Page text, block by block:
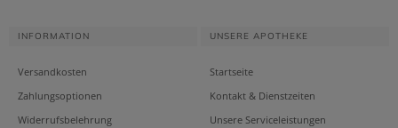
INFORMATION
Versandkosten
Zahlungsoptionen
Widerrufsbelehrung
UNSERE APOTHEKE
Startseite
Kontakt & Dienstzeiten
Unsere Serviceleistungen